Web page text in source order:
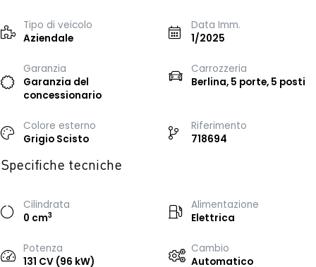
Tipo di veicolo
Aziendale
Data Imm.
1/2025
Garanzia
Garanzia del
concessionario
Carrozzeria
Berlina, 5 porte, 5 posti
Colore esterno
Grigio Scisto
Riferimento
718694
Specifiche tecniche
Cilindrata
0 cm3
Alimentazione
Elettrica
Potenza
131 CV (96 kW)
Cambio
Automatico